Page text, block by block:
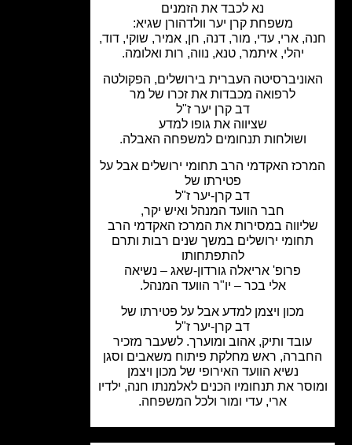
נא לכבד את הזמנים
משפחת קרן יער וולדהורן שגיא:
ארי, עדי, מור, דנה, חן, אמיר, שוקי, דוד,
יהלי, איתמר, טנא, נווה, רות ואלומה.
העברית בירושלים, הפקולטה
לרפואה מכבדות את זכרו של מר
דב קרן יער ז"ל
שציווה את גופו למדע
ושולחות תנחומים למשפחה האבלה.
האקדמי הרב תחומי ירושלים אבל על
פטירתו של
דב קרן-יער ז"ל
חבר הוועד המנהל ואיש יקר,
במסירות את המרכז האקדמי הרב
ירושלים במשך שנים רבות ותרם
להתפתחותו
פרופ' אריאלה גורדון-שאג – נשיאה
אלי בכר – יו"ר הוועד המנהל.
מכון ויצמן למדע אבל על פטירתו של
דב קרן-יער ז"ל
ותיק, אהוב ומוערך. לשעבר מזכיר
ראש מחלקת פיתוח משאבים וסגן
נשיא הוועד האירופי של מכון ויצמן
את תנחומיו הכנים לאלמנתו חנה, ילדיו
ארי, עדי ומור ולכל המשפחה.